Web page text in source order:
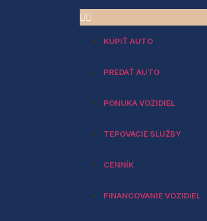
KÚPIŤ AUTO
PREDAŤ AUTO
PONUKA VOZIDIEL
TEPOVACIE SLUŽBY
CENNÍK
FINANCOVANIE VOZIDIEL